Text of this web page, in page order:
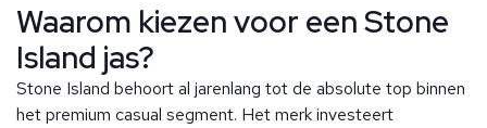
Waarom kiezen voor een Stone
Island jas?
Stone Island behoort al jarenlang tot de absolute top binnen
het premium casual segment. Het merk investeert